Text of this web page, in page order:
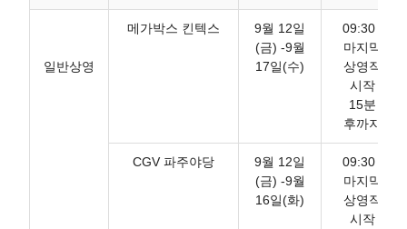
일반상영
메가박스 킨텍스
9월 12일
(금) -9월
17일(수)
09:30 -
마지막
상영작
시작
15분
후까지
CGV 파주야당
9월 12일
(금) -9월
16일(화)
09:30 -
마지막
상영작
시작